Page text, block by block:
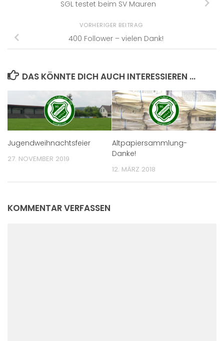
SGL testet beim SV Mauren
VORHERIGER BEITRAG
400 Follower – vielen Dank!
DAS KÖNNTE DICH AUCH INTERESSIEREN …
Jugendweihnachtsfeier
27. NOVEMBER 2019
Altpapiersammlung-
Danke!
12. MÄRZ 2018
KOMMENTAR VERFASSEN